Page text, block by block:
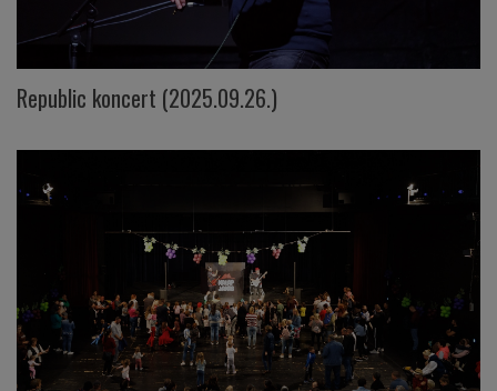
Republic koncert (2025.09.26.)